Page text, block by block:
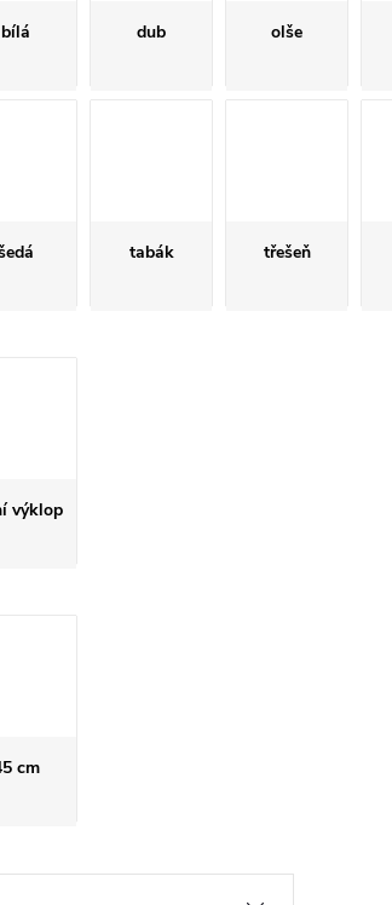
bílá dub olše
tabák třešeň
výklop
cm